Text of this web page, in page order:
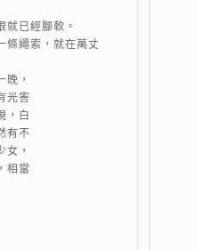
就已經腳軟。
條繩索，就在萬丈
晚，
光害
，白
有不
女，
相當